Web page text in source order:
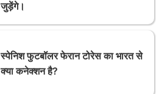
जुड़ेंगे।
स्पेनिश फुटबॉलर फेरान टोरेस का भारत से
क्या कनेक्शन है?